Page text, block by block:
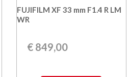
FUJIFILM XF 33 mm F1.4 R LM
WR
€ 849,00